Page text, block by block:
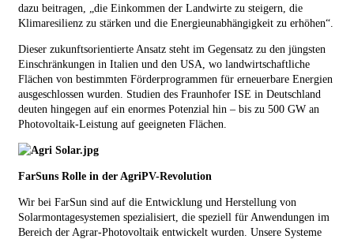
dazu beitragen, „die Einkommen der Landwirte zu steigern, die
Klimaresilienz zu stärken und die Energieunabhängigkeit zu erhöhen“.
Dieser zukunftsorientierte Ansatz steht im Gegensatz zu den jüngsten
Einschränkungen in Italien und den USA, wo landwirtschaftliche
Flächen von bestimmten Förderprogrammen für erneuerbare Energien
ausgeschlossen wurden. Studien des Fraunhofer ISE in Deutschland
deuten hingegen auf ein enormes Potenzial hin – bis zu 500 GW an
Photovoltaik-Leistung auf geeigneten Flächen.
FarSuns Rolle in der AgriPV-Revolution
Wir bei FarSun sind auf die Entwicklung und Herstellung von
Solarmontagesystemen spezialisiert, die speziell für Anwendungen im
Bereich der Agrar-Photovoltaik entwickelt wurden. Unsere Systeme